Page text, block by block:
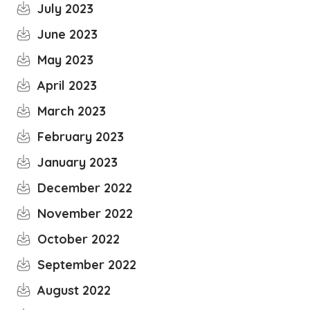
July 2023
June 2023
May 2023
April 2023
March 2023
February 2023
January 2023
December 2022
November 2022
October 2022
September 2022
August 2022